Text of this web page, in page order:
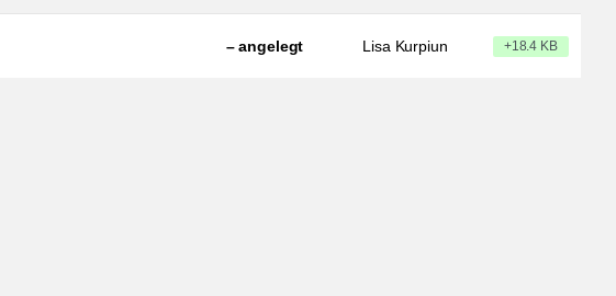
– angelegt Lisa Kurpiun +18.4 KB